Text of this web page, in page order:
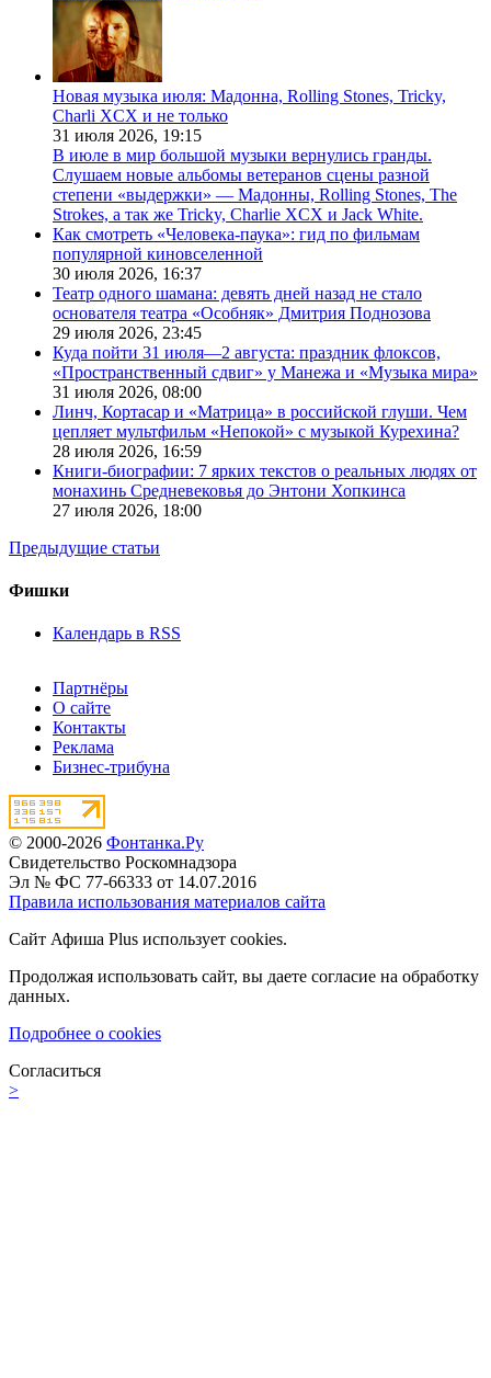
Новая музыка июля: Мадонна, Rolling Stones, Tricky,
Charli XCX и не только
31 июля 2026, 19:15
В июле в мир большой музыки вернулись гранды.
Слушаем новые альбомы ветеранов сцены разной
степени «выдержки» — Мадонны, Rolling Stones, The
Strokes, а так же Tricky, Charlie XCX и Jack White.
Как смотреть «Человека-паука»: гид по фильмам
популярной киновселенной
30 июля 2026, 16:37
Театр одного шамана: девять дней назад не стало
основателя театра «Особняк» Дмитрия Поднозова
29 июля 2026, 23:45
Куда пойти 31 июля—2 августа: праздник флоксов,
«Пространственный сдвиг» у Манежа и «Музыка мира»
31 июля 2026, 08:00
Линч, Кортасар и «Матрица» в российской глуши. Чем
цепляет мультфильм «Непокой» с музыкой Курехина?
28 июля 2026, 16:59
Книги-биографии: 7 ярких текстов о реальных людях от
монахинь Средневековья до Энтони Хопкинса
27 июля 2026, 18:00
Предыдущие статьи
Фишки
Календарь в RSS
Партнёры
О сайте
Контакты
Реклама
Бизнес-трибуна
© 2000-2026 Фонтанка.Ру
Свидетельство Роскомнадзора
Эл № ФС 77-66333 от 14.07.2016
Правила использования материалов сайта
Сайт Афиша Plus использует cookies.
Продолжая использовать сайт, вы даете согласие на обработку
данных.
Подробнее о cookies
Согласиться
>